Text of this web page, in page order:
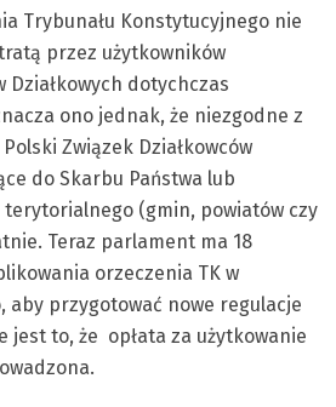
Trybunału Konstytucyjnego nie
przez użytkowników
Działkowych dotychczas
ono jednak, że niezgodne z
Związek Działkowców
do Skarbu Państwa lub
(gmin, powiatów czy
Teraz parlament ma 18
orzeczenia TK w
aby przygotować nowe regulacje
jest to, że opłata za użytkowanie